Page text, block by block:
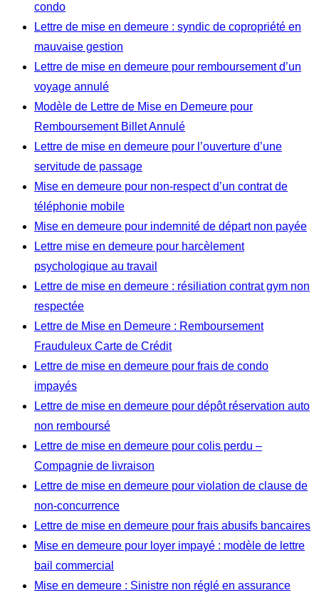
condo
Lettre de mise en demeure : syndic de copropriété en
mauvaise gestion
Lettre de mise en demeure pour remboursement d’un
voyage annulé
Modèle de Lettre de Mise en Demeure pour
Remboursement Billet Annulé
Lettre de mise en demeure pour l’ouverture d’une
servitude de passage
Mise en demeure pour non-respect d’un contrat de
téléphonie mobile
Mise en demeure pour indemnité de départ non payée
Lettre mise en demeure pour harcèlement
psychologique au travail
Lettre de mise en demeure : résiliation contrat gym non
respectée
Lettre de Mise en Demeure : Remboursement
Frauduleux Carte de Crédit
Lettre de mise en demeure pour frais de condo
impayés
Lettre de mise en demeure pour dépôt réservation auto
non remboursé
Lettre de mise en demeure pour colis perdu –
Compagnie de livraison
Lettre de mise en demeure pour violation de clause de
non-concurrence
Lettre de mise en demeure pour frais abusifs bancaires
Mise en demeure pour loyer impayé : modèle de lettre
bail commercial
Mise en demeure : Sinistre non réglé en assurance